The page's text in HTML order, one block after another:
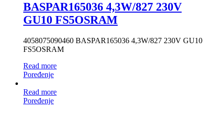
BASPAR165036 4,3W/827 230V
GU10 FS5OSRAM
4058075090460 BASPAR165036 4,3W/827 230V GU10
FS5OSRAM
Read more
Poređenje
Read more
Poređenje